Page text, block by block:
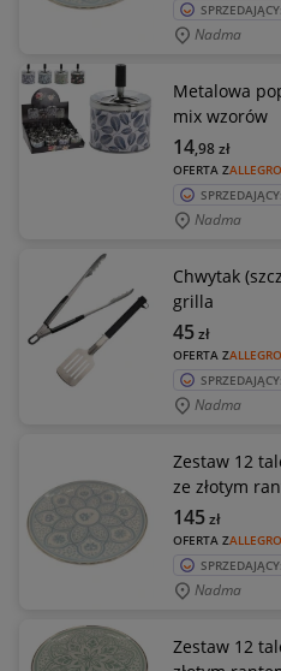
Nadma
Metalowa
mix wzorów
OFERTA ZALLEGRO
14,98zł
Nadma
Chwytak
grilla
OFERTA ZALLEGRO
45zł
Nadma
Zestaw 12
ze złotym
OFERTA ZALLEGRO
145zł
Nadma
Zestaw 12